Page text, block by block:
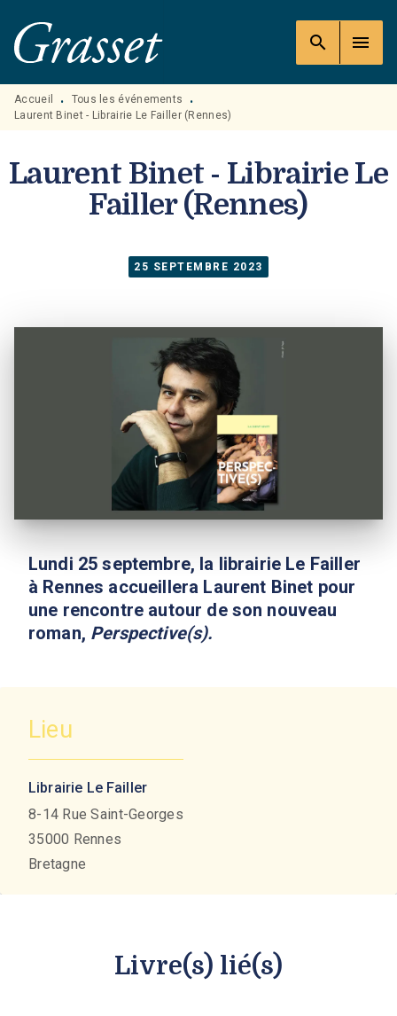
MENU RECHERCHE
PIED DE PAGE
search menu
Accueil • Tous les événements
•
Laurent Binet - Librairie Le Failler (Rennes)
Laurent Binet - Librairie Le
Failler (Rennes)
25 SEPTEMBRE 2023
Lundi 25 septembre, la librairie Le Failler
à Rennes accueillera Laurent Binet pour
une rencontre autour de son nouveau
roman, Perspective(s).
Lieu
Librairie Le Failler
8-14 Rue Saint-Georges
35000 Rennes
Bretagne
Livre(s) lié(s)